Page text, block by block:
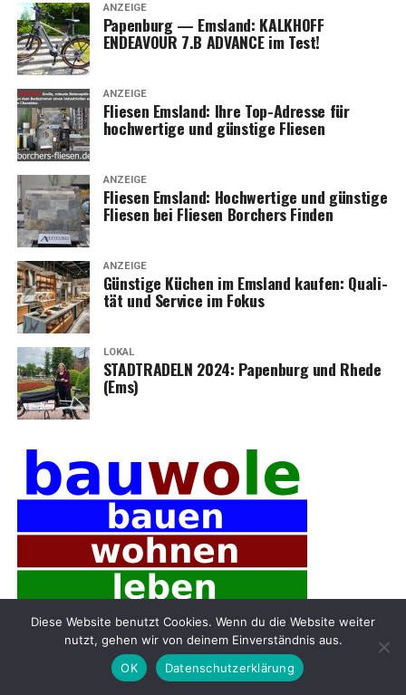
ANZEIGE
Papen­burg — Ems­land: KALKHOFF
ENDEAVOUR 7.B ADVANCE im Test!
ANZEIGE
Flie­sen Ems­land: Ihre Top-Adres­se für
hoch­wer­ti­ge und güns­ti­ge Fliesen
ANZEIGE
Flie­sen Ems­land: Hoch­wer­ti­ge und güns­ti­ge
Flie­sen bei Flie­sen Bor­chers Finden
ANZEIGE
Güns­ti­ge Küchen im Ems­land kau­fen: Qua­li­
tät und Ser­vice im Fokus
LOKAL
STADTRADELN 2024: Papen­burg und Rhe­de
(Ems)
Diese Website benutzt Cookies. Wenn du die Website weiter
nutzt, gehen wir von deinem Einverständnis aus.
OK
Datenschutzerklärung